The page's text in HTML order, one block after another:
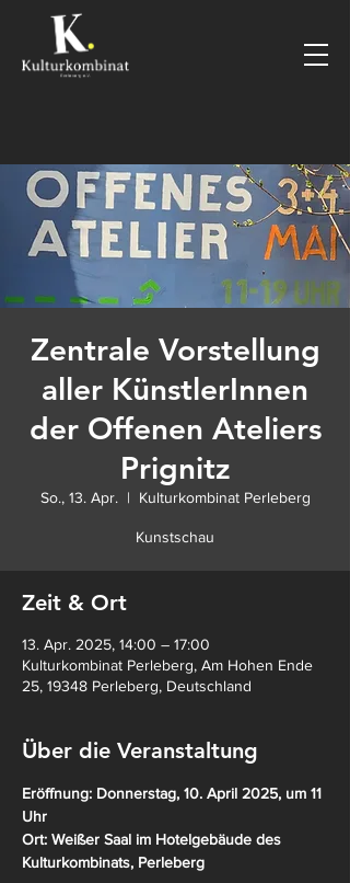
Zentrale Vorstellung
aller KünstlerInnen
der Offenen Ateliers
Prignitz
So., 13. Apr.
  |
Kulturkombinat Perleberg
Kunstschau
Zeit & Ort
13. Apr. 2025, 14:00 – 17:00
Kulturkombinat Perleberg, Am Hohen Ende
25, 19348 Perleberg, Deutschland
Über die Veranstaltung
Eröffnung: Donnerstag, 10. April 2025, um 11
Uhr
Ort: Weißer Saal im Hotelgebäude des
Kulturkombinats, Perleberg